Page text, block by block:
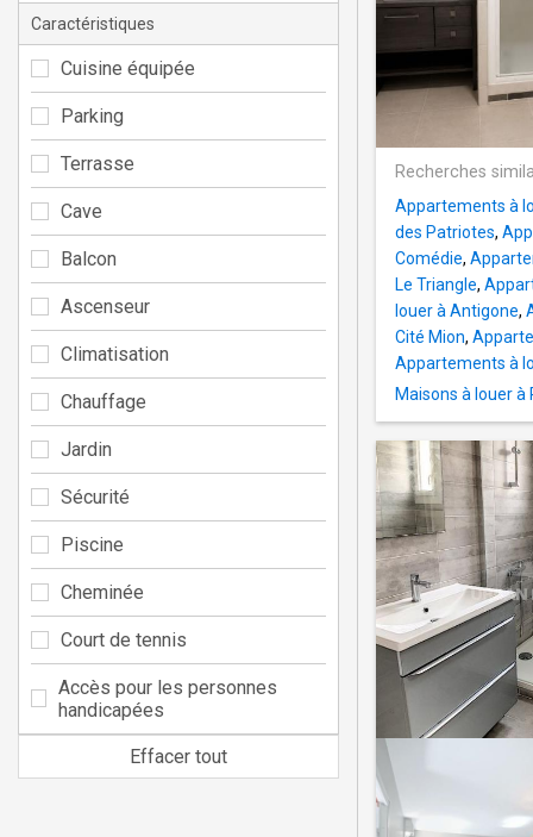
Recherches
Appartements à
des Patriotes,
Comédie,
Le Triangle,
louer à Antigone,
Cité Mion,
Appartements à
Maisons à louer à
Caractéristiques
Cuisine équipée
Parking
Terrasse
Cave
Balcon
Ascenseur
Climatisation
Chauffage
Jardin
Sécurité
Piscine
Cheminée
Court de tennis
Accès pour les personnes
handicapées
Effacer tout